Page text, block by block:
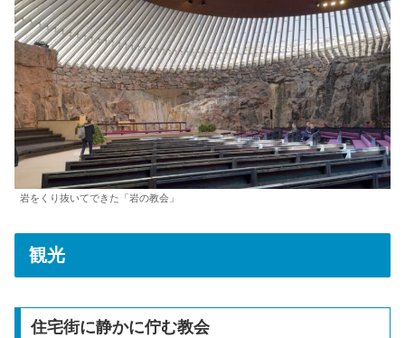
岩をくり抜いてできた「岩の教会」
観光
住宅街に静かに佇む教会